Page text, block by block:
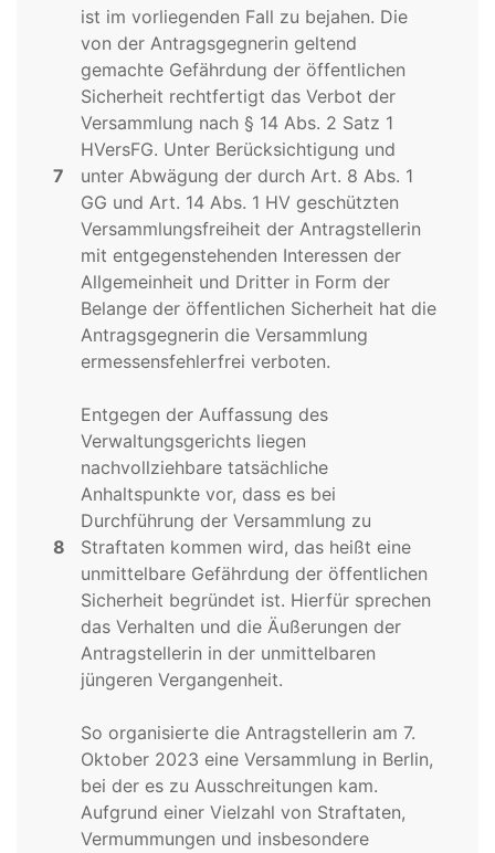
7
ist im vorliegenden Fall zu bejahen. Die
von der Antragsgegnerin geltend
gemachte Gefährdung der öffentlichen
Sicherheit rechtfertigt das Verbot der
Versammlung nach § 14 Abs. 2 Satz 1
HVersFG. Unter Berücksichtigung und
unter Abwägung der durch Art. 8 Abs. 1
GG und Art. 14 Abs. 1 HV geschützten
Versammlungsfreiheit der Antragstellerin
mit entgegenstehenden Interessen der
Allgemeinheit und Dritter in Form der
Belange der öffentlichen Sicherheit hat die
Antragsgegnerin die Versammlung
ermessensfehlerfrei verboten.
8
Entgegen der Auffassung des
Verwaltungsgerichts liegen
nachvollziehbare tatsächliche
Anhaltspunkte vor, dass es bei
Durchführung der Versammlung zu
Straftaten kommen wird, das heißt eine
unmittelbare Gefährdung der öffentlichen
Sicherheit begründet ist. Hierfür sprechen
das Verhalten und die Äußerungen der
Antragstellerin in der unmittelbaren
jüngeren Vergangenheit.
So organisierte die Antragstellerin am 7.
Oktober 2023 eine Versammlung in Berlin,
bei der es zu Ausschreitungen kam.
Aufgrund einer Vielzahl von Straftaten,
Vermummungen und insbesondere